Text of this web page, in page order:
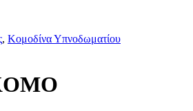
, Κομοδίνα Υπνοδωματίου